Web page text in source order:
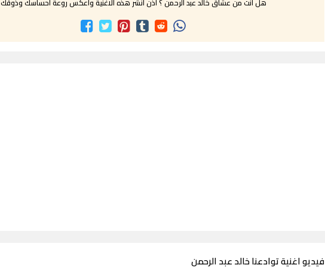
فيديو اغنية توادعنا خالد عبد الرحمن